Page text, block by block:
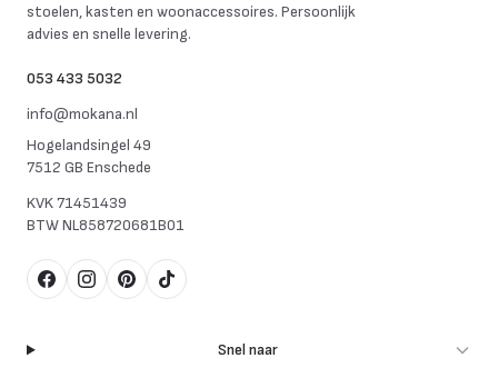
stoelen, kasten en woonaccessoires. Persoonlijk
advies en snelle levering.
053 433 5032
info@mokana.nl
Hogelandsingel 49
7512 GB Enschede
KVK71451439
BTWNL858720681B01
FacebookInstagram
Pinterest
TikTok
Snel naar